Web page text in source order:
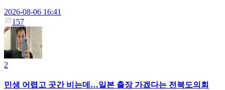
2026-08-06 16:41
157
2
민생 어렵고 곳간 비는데…일본 출장 가겠다는 전북도의회